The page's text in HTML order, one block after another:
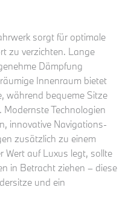
sorgt für optimale
zu verzichten. Lange
Dämpfung
Innenraum bietet
während bequeme Sitze
Technologien
innovative Navigations-
zusätzlich zu einem
Wert auf Luxus legt, sollte
in Betracht ziehen – diese
und ein